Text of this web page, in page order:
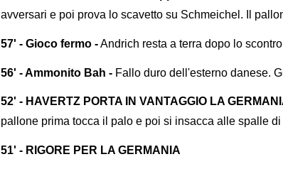
avversari e poi prova lo scavetto su Schmeichel. Il
57' - Gioco fermo -Andrich resta a terra dopo lo
56' - Ammonito Bah - Fallo duro dell'esterno danese.
52' - HAVERTZ PORTA IN VANTAGGIO LA
pallone prima tocca il palo e poi si insacca alle spalle
51' - RIGORE PER LA GERMANIA